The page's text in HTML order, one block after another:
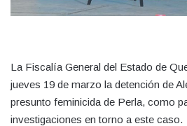
La Fiscalía General del Estado de
jueves 19 de marzo la detención de
presunto feminicida de Perla, como
investigaciones en torno a este caso.